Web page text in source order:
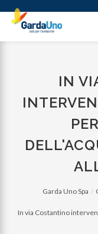
Gardauno
Spa
IN
Garda Uno Spa
In via Costantino